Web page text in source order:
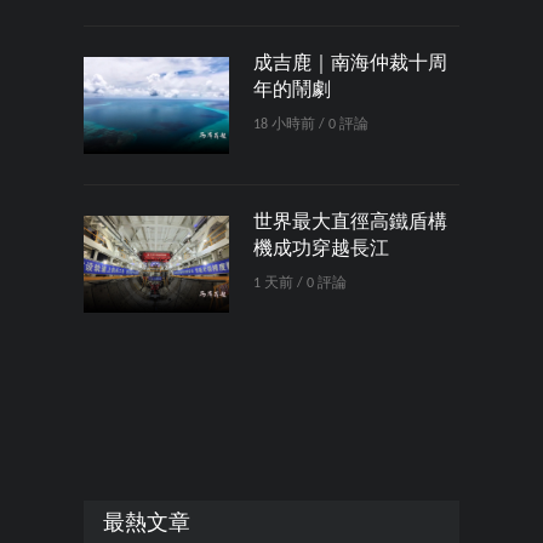
成吉鹿｜南海仲裁十周
年的鬧劇
18 小時前 / 0 評論
世界最大直徑高鐵盾構
機成功穿越長江
1 天前 / 0 評論
最熱文章